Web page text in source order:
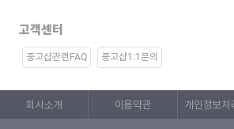
고객센터
중고샵관련FAQ 중고샵1:1문의
회사소개 이용약관 개인정보처